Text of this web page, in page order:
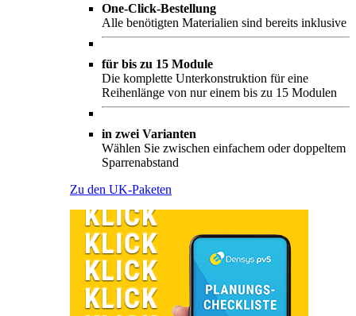
One-Click-Bestellung
Alle benötigten Materialien sind bereits inklusive
für bis zu 15 Module
Die komplette Unterkonstruktion für eine
Reihenlänge von nur einem bis zu 15 Modulen
in zwei Varianten
Wählen Sie zwischen einfachem oder doppeltem
Sparrenabstand
Zu den UK-Paketen